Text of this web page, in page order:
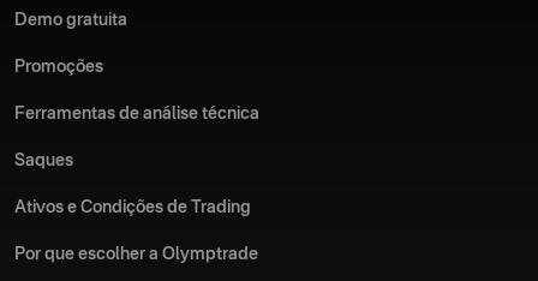
Demo gratuita
Promoções
Ferramentas de análise técnica
Saques
Ativos e Condições de Trading
Por que escolher a Olymptrade